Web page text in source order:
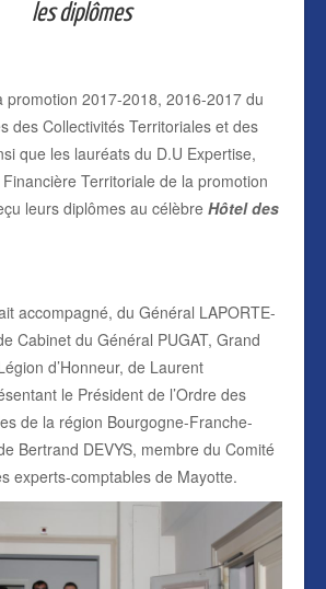
les diplômes
promotion 2017-2018, 2016-2017 du
des Collectivités Territoriales et des
que les lauréats du D.U Expertise,
Territoriale de la promotion
leurs diplômes au célèbre Hôtel des
accompagné, du Général LAPORTE-
Cabinet du Général PUGAT, Grand
d’Honneur, de Laurent
le Président de l’Ordre des
de la région Bourgogne-Franche-
Bertrand DEVYS, membre du Comité
experts-comptables de Mayotte.